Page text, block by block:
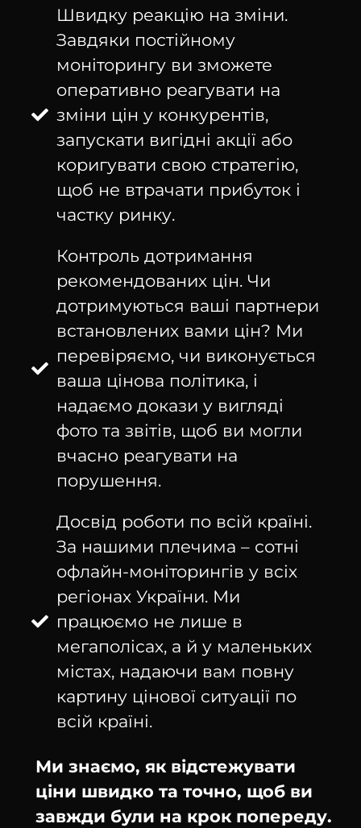
Швидку реакцію на зміни.
Завдяки постійному
моніторингу ви зможете
оперативно реагувати на
зміни цін у конкурентів,
запускати вигідні акції або
коригувати свою стратегію,
щоб не втрачати прибуток і
частку ринку.
Контроль дотримання
рекомендованих цін. Чи
дотримуються ваші партнери
встановлених вами цін? Ми
перевіряємо, чи виконується
ваша цінова політика, і
надаємо докази у вигляді
фото та звітів, щоб ви могли
вчасно реагувати на
порушення.
Досвід роботи по всій країні.
За нашими плечима – сотні
офлайн-моніторингів у всіх
регіонах України. Ми
працюємо не лише в
мегаполісах, а й у маленьких
містах, надаючи вам повну
картину цінової ситуації по
всій країні.
Ми знаємо, як відстежувати
ціни швидко та точно, щоб ви
завжди були на крок попереду.